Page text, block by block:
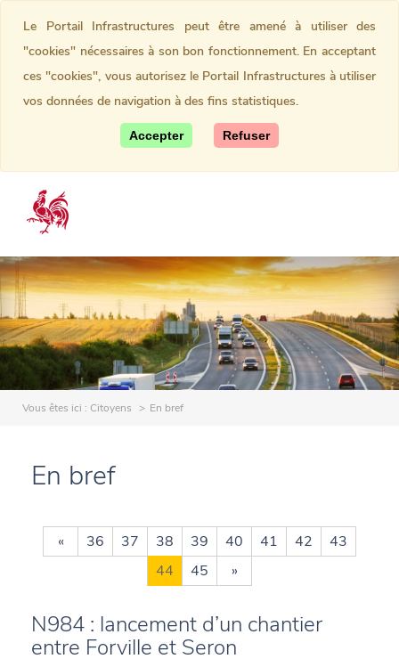
Vous êtes ici : Citoyens En bref
En bref
« 36 37 38 39 40 41 42
43
44
45 »
N984 : lancement d’un chantier
entre Forville et Seron
Le Portail Infrastructures peut être amené à utiliser des
"cookies" nécessaires à son bon fonctionnement. En acceptant
ces "cookies", vous autorisez le Portail Infrastructures à utiliser
vos données de navigation à des fins statistiques.
Accepter Refuser